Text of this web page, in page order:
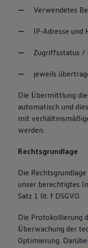
Verwendetes
IP-Adresse und
Zugriffsstatus /
jeweils
Die Übermittlung
automatisch und
mit
werden.
Rechtsgrundlage
Die
unser berechtigtes
Satz 1 lit. f DSGVO.
Die Protokollierung
Überwachung der
Optimierung.